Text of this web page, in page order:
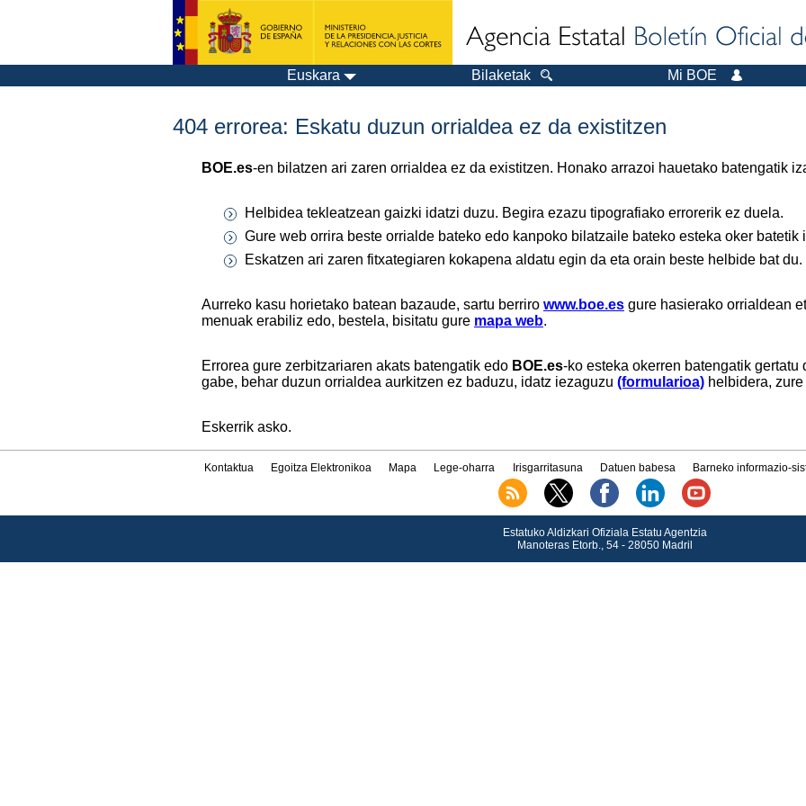
Euskara Bilaketak Mi BOE
404 errorea: Eskatu duzun orrialdea ez da existitzen
BOE.es-en bilatzen ari zaren orrialdea ez da existitzen. Honako arrazoi hauetako batengatik
Helbidea tekleatzean gaizki idatzi duzu. Begira ezazu tipografiako errorerik ez duela.
Gure web orrira beste orrialde bateko edo kanpoko bilatzaile bateko esteka oker batetik
Eskatzen ari zaren fitxategiaren kokapena aldatu egin da eta orain beste helbide bat du.
Aurreko kasu horietako batean bazaude, sartu berriro www.boe.es gure hasierako orrialdean
menuak erabiliz edo, bestela, bisitatu gure mapa web.
Errorea gure zerbitzariaren akats batengatik edo BOE.es-ko esteka okerren batengatik
gabe, behar duzun orrialdea aurkitzen ez baduzu, idatz iezaguzu (formularioa) helbidera,
Eskerrik asko.
Kontaktua Egoitza Elektronikoa Mapa Lege-oharra Irisgarritasuna Datuen babesa Barneko informazio-
Estatuko Aldizkari Ofiziala Estatu Agentzia
Manoteras Etorb., 54 - 28050 Madril